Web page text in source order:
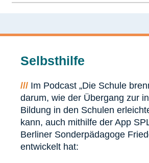
Selbsthilfe
/// Im Podcast „Die Schule
darum, wie der Übergang zur
Bildung in den Schulen
kann, auch mithilfe der App
Berliner Sonderpädagoge
entwickelt hat: